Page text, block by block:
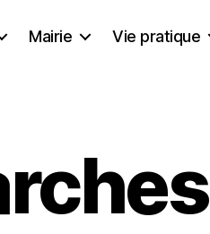
Mairie Vie pratique